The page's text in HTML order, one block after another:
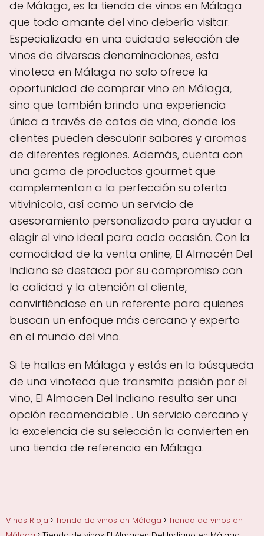
de Málaga, es la tienda de vinos en Málaga
que todo amante del vino debería visitar.
Especializada en una cuidada selección de
vinos de diversas denominaciones, esta
vinoteca en Málaga no solo ofrece la
oportunidad de comprar vino en Málaga,
sino que también brinda una experiencia
única a través de catas de vino, donde los
clientes pueden descubrir sabores y aromas
de diferentes regiones. Además, cuenta con
una gama de productos gourmet que
complementan a la perfección su oferta
vitivinícola, así como un servicio de
asesoramiento personalizado para ayudar a
elegir el vino ideal para cada ocasión. Con la
comodidad de la venta online, El Almacén Del
Indiano se destaca por su compromiso con
la calidad y la atención al cliente,
convirtiéndose en un referente para quienes
buscan un enfoque más cercano y experto
en el mundo del vino.
Si te hallas en Málaga y estás en la búsqueda
de una vinoteca que transmita pasión por el
vino, El Almacen Del Indiano resulta ser una
opción recomendable . Un servicio cercano y
la excelencia de su selección la convierten en
una tienda de referencia en Málaga.
Vinos Rioja Tienda de vinos en Málaga
Tienda de vinos en